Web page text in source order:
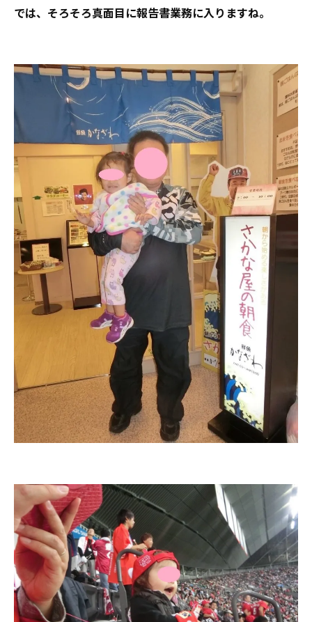
では、そろそろ真面目に報告書業務に入りますね。